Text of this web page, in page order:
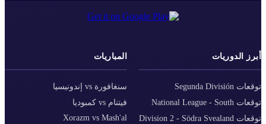
أبرز الدوريات
توقعات Segunda División
توقعات National League - South
توقعات Division 2 - Södra Svealand
المباريات
سنغافورة vs إندونيسيا
فيتنام vs كمبوديا
Xorazm vs Mash'al